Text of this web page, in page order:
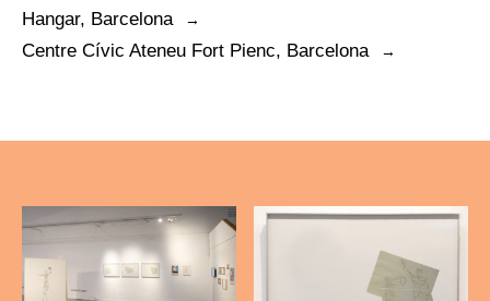
Hangar, Barcelona
Centre Cívic Ateneu Fort Pienc, Barcelona